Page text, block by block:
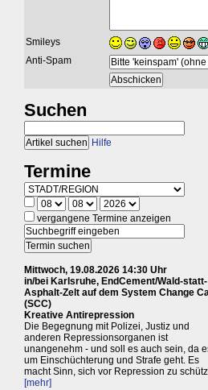
Smileys
Anti-Spam
Suchen
Hilfe
Termine
vergangene Termine anzeigen
Mittwoch, 19.08.2026 14:30 Uhr
in/bei Karlsruhe, EndCement/Wald-statt-
Asphalt-Zelt auf dem System Change
(SCC)
Kreative Antirepression
Die Begegnung mit Polizei, Justiz und
anderen Repressionsorganen ist
unangenehm - und soll es auch sein, da
um Einschüchterung und Strafe geht. Es
macht Sinn, sich vor Repression zu
[mehr]